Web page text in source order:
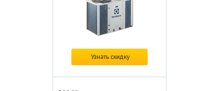
389 809 ₽/
Узнать скидку